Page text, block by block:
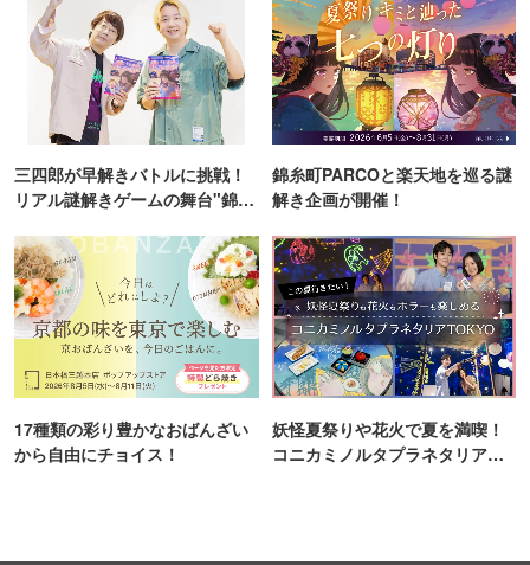
三四郎が早解きバトルに挑戦！
リアル謎解きゲームの舞台"錦糸
錦糸町PARCOと楽天地を巡る謎
解き企画が開催！
17種類の彩り豊かなおばんざい
から自由にチョイス！
妖怪夏祭りや花火で夏を満喫！
コニカミノルタプラネタリア